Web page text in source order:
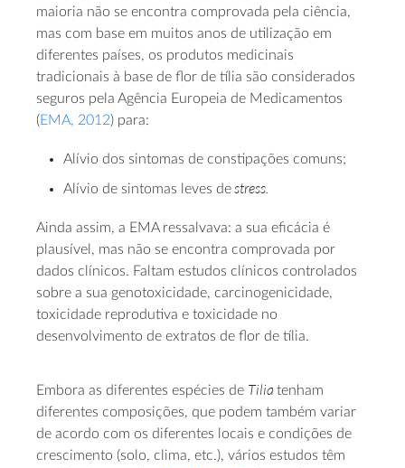
maioria não se encontra comprovada pela ciência,
mas com base em muitos anos de utilização em
diferentes países, os produtos medicinais
tradicionais à base de flor de tília são considerados
seguros pela Agência Europeia de Medicamentos
(EMA, 2012) para:
Alívio dos sintomas de constipações comuns;
Alívio de sintomas leves destress.
Ainda assim, a EMA ressalvava: a sua eficácia é
plausível, mas não se encontra comprovada por
dados clínicos. Faltam estudos clínicos controlados
sobre a sua genotoxicidade, carcinogenicidade,
toxicidade reprodutiva e toxicidade no
desenvolvimento de extratos de flor de tília.
Embora as diferentes espécies de Tilia tenham
diferentes composições, que podem também variar
de acordo com os diferentes locais e condições de
crescimento (solo, clima, etc.), vários estudos têm